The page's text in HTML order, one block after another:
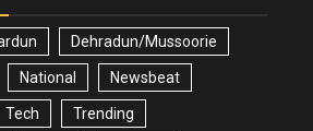
Dehradun/Mussoorie
National Newsbeat
Tech Trending